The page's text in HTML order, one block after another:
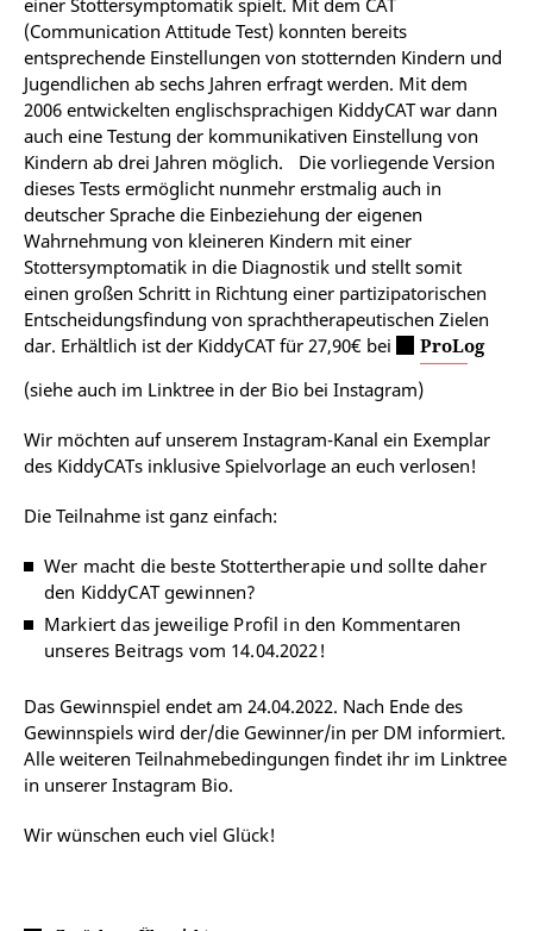
einer Stottersymptomatik spielt. Mit dem CAT
(Communication Attitude Test) konnten bereits
entsprechende Einstellungen von stotternden Kindern und
Jugendlichen ab sechs Jahren erfragt werden. Mit dem
2006 entwickelten englischsprachigen KiddyCAT war dann
auch eine Testung der kommunikativen Einstellung von
Kindern ab drei Jahren möglich. Die vorliegende Version
dieses Tests ermöglicht nunmehr erstmalig auch in
deutscher Sprache die Einbeziehung der eigenen
Wahrnehmung von kleineren Kindern mit einer
Stottersymptomatik in die Diagnostik und stellt somit
einen großen Schritt in Richtung einer partizipatorischen
Entscheidungsfindung von sprachtherapeutischen Zielen
dar. Erhältlich ist der KiddyCAT für 27,90€ bei
ProLog
(siehe auch im Linktree in der Bio bei Instagram)
Wir möchten auf unserem Instagram-Kanal ein Exemplar
des KiddyCATs inklusive Spielvorlage an euch verlosen!
Die Teilnahme ist ganz einfach:
Wer macht die beste Stottertherapie und sollte daher
den KiddyCAT gewinnen?
Markiert das jeweilige Profil in den Kommentaren
unseres Beitrags vom 14.04.2022!
Das Gewinnspiel endet am 24.04.2022. Nach Ende des
Gewinnspiels wird der/die Gewinner/in per DM informiert.
Alle weiteren Teilnahmebedingungen findet ihr im Linktree
in unserer Instagram Bio.
Wir wünschen euch viel Glück!